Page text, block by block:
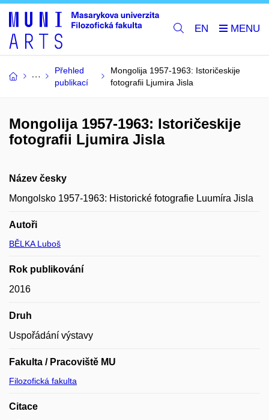
EN
Přehled
publikací
Mongolija 1957-1963: Istoričeskije
fotografii Ljumira Jisla
Mongolija 1957-1963: Istoričeskije
fotografii Ljumira Jisla
Název česky
Mongolsko 1957-1963: Historické fotografie Luumíra Jisla
Autoři
BĚLKA Luboš
Rok publikování
2016
Druh
Uspořádání výstavy
Fakulta / Pracoviště MU
Filozofická fakulta
Citace